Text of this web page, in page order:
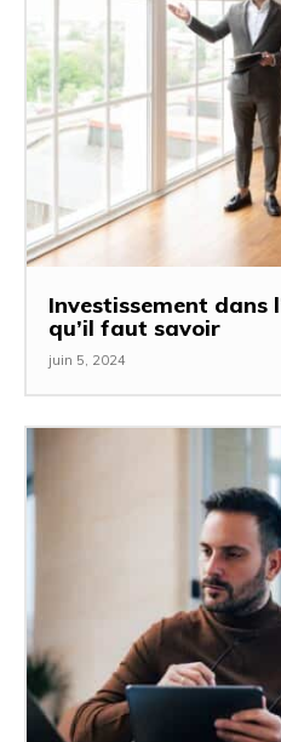
Investissement dans
qu’il faut savoir
juin 5, 2024